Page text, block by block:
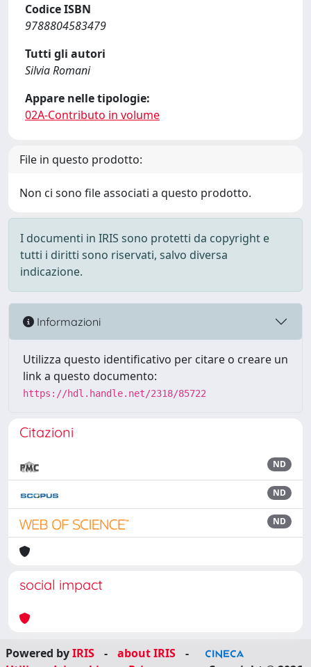
Codice ISBN
9788804583479
Tutti gli autori
Silvia Romani
Appare nelle tipologie:
02A-Contributo in volume
File in questo prodotto:
Non ci sono file associati a questo prodotto.
I documenti in IRIS sono protetti da copyright e
tutti i diritti sono riservati, salvo diversa
indicazione.
Informazioni
Utilizza questo identificativo per citare o creare un
link a questo documento:
https://hdl.handle.net/2318/85722
Citazioni
ND
ND
ND
social impact
Powered byIRIS - about IRIS
-